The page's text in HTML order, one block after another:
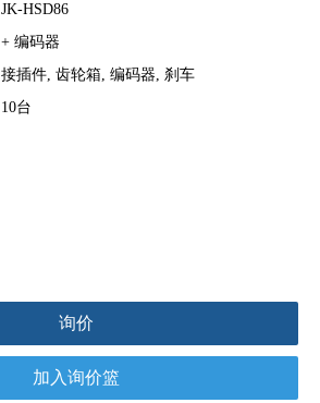
JK-HSD86
+ 编码器
接插件, 齿轮箱, 编码器, 刹车
10台
询价
加入询价篮